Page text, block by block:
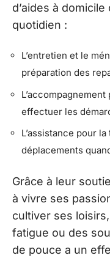
d’aides à domicile
quotidien :
L’entretien et le
préparation des
effectuer les
L’assistance pour
déplacements
Grâce à leur
à vivre ses
cultiver ses
fatigue ou des
de pouce a un